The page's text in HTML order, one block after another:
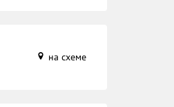
на схеме